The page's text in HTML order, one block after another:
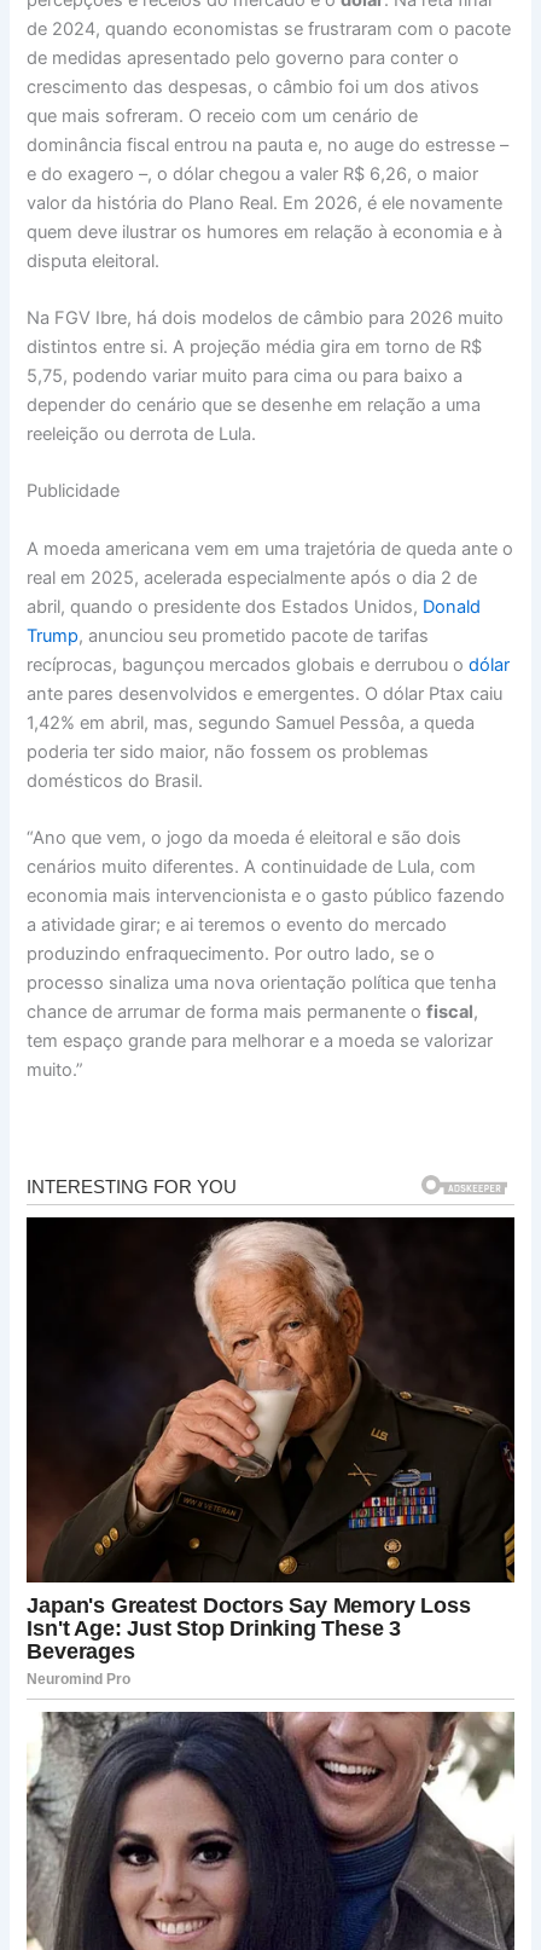
de 2024, quando economistas se frustraram com o pacote
de medidas apresentado pelo governo para conter o
crescimento das despesas, o câmbio foi um dos ativos
que mais sofreram. O receio com um cenário de
dominância fiscal entrou na pauta e, no auge do estresse –
e do exagero –, o dólar chegou a valer R$ 6,26, o maior
valor da história do Plano Real. Em 2026, é ele novamente
quem deve ilustrar os humores em relação à economia e à
disputa eleitoral.
Na FGV Ibre, há dois modelos de câmbio para 2026 muito
distintos entre si. A projeção média gira em torno de R$
5,75, podendo variar muito para cima ou para baixo a
depender do cenário que se desenhe em relação a uma
reeleição ou derrota de Lula.
Publicidade
A moeda americana vem em uma trajetória de queda ante o
real em 2025, acelerada especialmente após o dia 2 de
abril, quando o presidente dos Estados Unidos, Donald
Trump, anunciou seu prometido pacote de tarifas
recíprocas, bagunçou mercados globais e derrubou odólar
ante pares desenvolvidos e emergentes. O dólar Ptax caiu
1,42% em abril, mas, segundo Samuel Pessôa, a queda
poderia ter sido maior, não fossem os problemas
domésticos do Brasil.
“Ano que vem, o jogo da moeda é eleitoral e são dois
cenários muito diferentes. A continuidade de Lula, com
economia mais intervencionista e o gasto público fazendo
a atividade girar; e ai teremos o evento do mercado
produzindo enfraquecimento. Por outro lado, se o
processo sinaliza uma nova orientação política que tenha
chance de arrumar de forma mais permanente ofiscal,
tem espaço grande para melhorar e a moeda se valorizar
muito.”